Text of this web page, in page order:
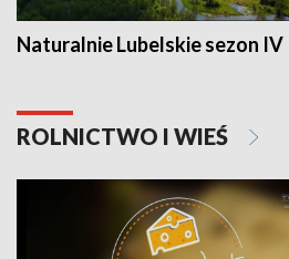
Naturalnie Lubelskie sezon IV
ROLNICTWO I WIEŚ